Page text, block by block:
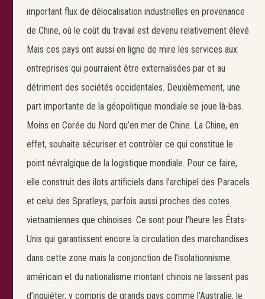
important flux de délocalisation industrielles en provenance
de Chine, où le coût du travail est devenu relativement élevé.
Mais ces pays ont aussi en ligne de mire les services aux
entreprises qui pourraient être externalisées par et au
détriment des sociétés occidentales. Deuxièmement, une
part importante de la géopolitique mondiale se joue là-bas.
Moins en Corée du Nord qu’en mer de Chine. La Chine, en
effet, souhaite sécuriser et contrôler ce qui constitue le
point névralgique de la logistique mondiale. Pour ce faire,
elle construit des ilots artificiels dans l’archipel des Paracels
et celui des Spratleys, parfois aussi proches des cotes
vietnamiennes que chinoises. Ce sont pour l’heure les États-
Unis qui garantissent encore la circulation des marchandises
dans cette zone mais la conjonction de l’isolationnisme
américain et du nationalisme montant chinois ne laissent pas
d’inquiéter, y compris de grands pays comme l’Australie, le